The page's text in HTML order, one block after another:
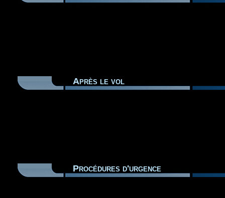
Après le vol
Procédures d'urgence